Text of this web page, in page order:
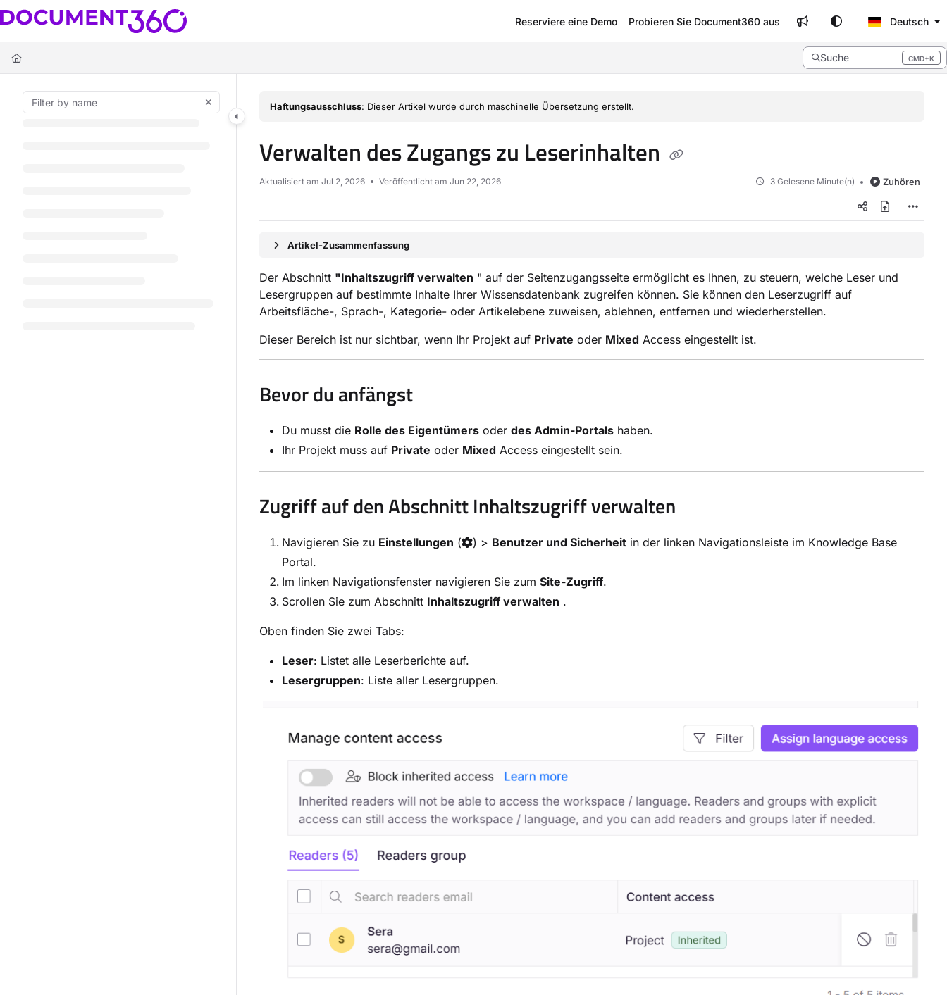
Documentation Index
Fetch the complete documentation index at:
Use this file to discover all available pages before exploring further.
Reserviere eine Demo Probieren Sie Document360 aus Deutsch
Suche CMD+K
Press CMD+K to open search
Haftungsausschluss: Dieser Artikel wurde durch maschinelle Übersetzung erstellt.
Verwalten des Zugangs zu Leserinhalten
Aktualisiert am Jul 2, 2026 Veröffentlicht am Jun 22, 2026 3 Gelesene Minute(n) Zuhören
Artikel-Zusammenfassung
Der Abschnitt "Inhaltszugriff verwalten " auf der Seitenzugangsseite ermöglicht es Ihnen, zu steuern, welche Leser und
Lesergruppen auf bestimmte Inhalte Ihrer Wissensdatenbank zugreifen können. Sie können den Leserzugriff auf
Arbeitsfläche-, Sprach-, Kategorie- oder Artikelebene zuweisen, ablehnen, entfernen und wiederherstellen.
Dieser Bereich ist nur sichtbar, wenn Ihr Projekt auf Private oder Mixed Access eingestellt ist.
Bevor du anfängst
Du musst die Rolle des Eigentümers oder des Admin-Portals haben.
Ihr Projekt muss auf Private oder Mixed Access eingestellt sein.
Zugriff auf den Abschnitt Inhaltszugriff verwalten
Navigieren Sie zu Einstellungen ( ) > Benutzer und Sicherheit in der linken Navigationsleiste im Knowledge Base
Portal.
Im linken Navigationsfenster navigieren Sie zum Site-Zugriff.
Scrollen Sie zum Abschnitt Inhaltszugriff verwalten .
Oben finden Sie zwei Tabs:
Leser: Listet alle Leserberichte auf.
Lesergruppen: Liste aller Lesergruppen.